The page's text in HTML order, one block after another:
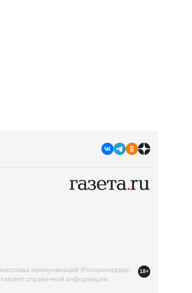
коммуникаций (Роскомнадзор)
справочной информации.
18+